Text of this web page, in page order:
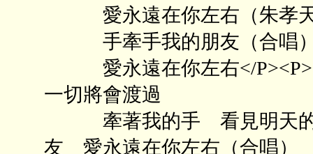
愛永遠在你左右（朱孝天
手牽手我的朋友（合唱
愛永遠在你左右</
一切將會渡過
牽著我的手 看見明天
友 愛永遠在你左右（合唱）